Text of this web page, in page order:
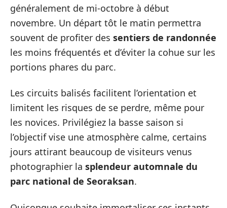
généralement de mi-octobre à début
novembre. Un départ tôt le matin permettra
souvent de profiter des sentiers de randonnée
les moins fréquentés et d’éviter la cohue sur les
portions phares du parc.
Les circuits balisés facilitent l’orientation et
limitent les risques de se perdre, même pour
les novices. Privilégiez la basse saison si
l’objectif vise une atmosphère calme, certains
jours attirant beaucoup de visiteurs venus
photographier la splendeur automnale du
parc national de Seoraksan.